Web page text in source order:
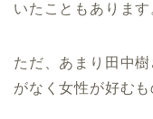
いたこともあります
ただ、あまり田中
がなく女性が好む